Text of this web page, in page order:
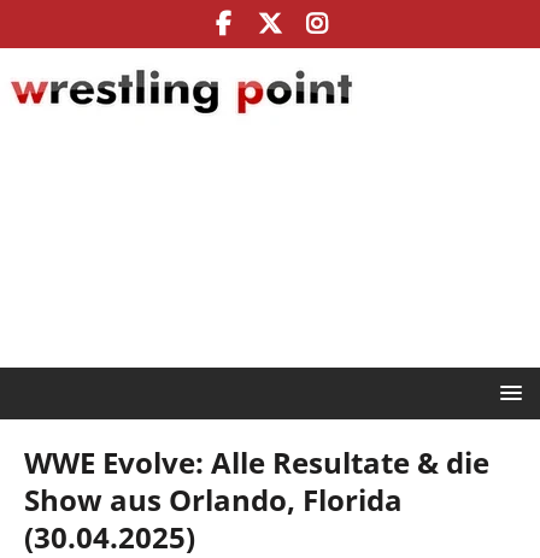
WWE Evolve: Alle Resultate & die
Show aus Orlando, Florida
(30.04.2025)